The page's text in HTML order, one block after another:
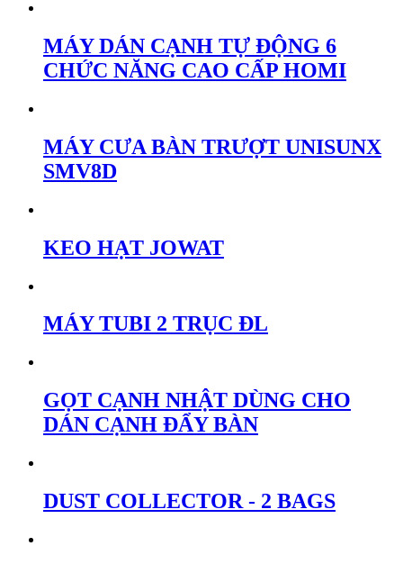
MÁY DÁN CẠNH TỰ ĐỘNG 6
CHỨC NĂNG CAO CẤP HOMI
MÁY CƯA BÀN TRƯỢT UNISUNX
SMV8D
KEO HẠT JOWAT
MÁY TUBI 2 TRỤC ĐL
GỌT CẠNH NHẬT DÙNG CHO
DÁN CẠNH ĐẨY BÀN
DUST COLLECTOR - 2 BAGS